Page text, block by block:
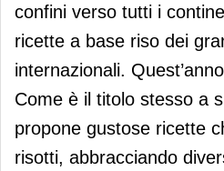
confini verso tutti i
ricette a base riso dei
internazionali.
Come è il titolo stesso a
propone gustose ricette
risotti, abbracciando